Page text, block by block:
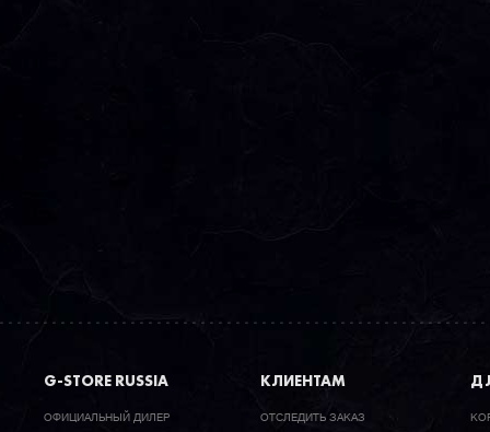
G-STORE RUSSIA
ОФИЦИАЛЬНЫЙ ДИЛЕР
КЛИЕНТАМ
ОТСЛЕДИТЬ ЗАКАЗ